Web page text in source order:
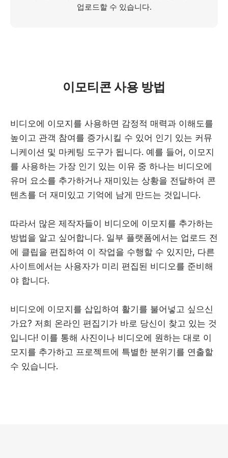
업로드할 수 있습니다.
이모티콘 사용 방법
비디오에 이모지를 사용하면 감정적 매력과 이해도를
높이고 관객 참여를 증가시킬 수 있어 인기 있는 커뮤
니케이션 및 마케팅 도구가 됩니다. 예를 들어, 이모지
를 사용하는 가장 인기 있는 이유 중 하나는 비디오에
유머 요소를 추가하거나 재미있는 상황을 전달하여 콘
텐츠를 더 재미있고 기억에 남게 만드는 것입니다.
따라서 많은 제작자들이 비디오에 이모지를 추가하는
방법을 알고 싶어합니다. 일부 플랫폼에서는 업로드 전
에 클립을 편집하여 이 작업을 수행할 수 있지만, 다른
사이트에서는 사용자가 미리 편집된 비디오를 준비해
야 합니다.
비디오에 이모지를 삽입하여 활기를 불어넣고 싶으신
가요? 저희 온라인 편집기가 바로 당신이 찾고 있는 것
입니다! 이를 통해 사진이나 비디오에 원하는 대로 이
모지를 추가하고 프로젝트에 특별한 분위기를 연출할
수 있습니다.